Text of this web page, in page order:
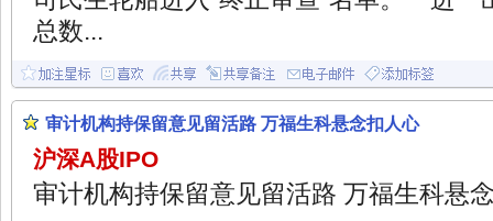
总数...
审计机构持保留意见留活路 万福生科悬念扣人心
沪深A股IPO
审计机构持保留意见留活路 万福生科悬